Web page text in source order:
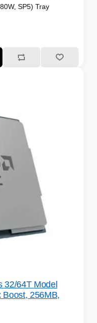
SP5) Tray
32/64T Model
Boost, 256MB,